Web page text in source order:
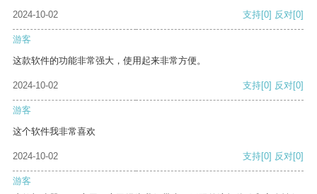
2024-10-02 支持[0] 反对[0]
游客
这款软件的功能非常强大，使用起来非常方便。
2024-10-02 支持[0] 反对[0]
游客
这个软件我非常喜欢
2024-10-02 支持[0] 反对[0]
游客